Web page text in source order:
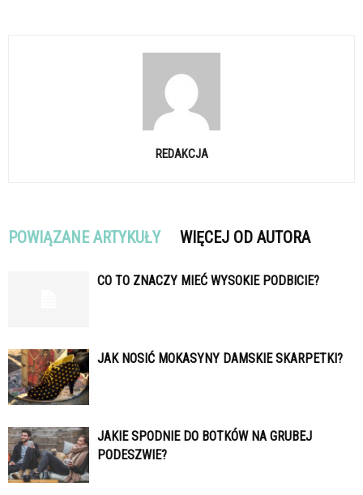
REDAKCJA
POWIĄZANE ARTYKUŁY WIĘCEJ OD AUTORA
CO TO ZNACZY MIEĆ WYSOKIE PODBICIE?
JAK NOSIĆ MOKASYNY DAMSKIE SKARPETKI?
JAKIE SPODNIE DO BOTKÓW NA GRUBEJ
PODESZWIE?